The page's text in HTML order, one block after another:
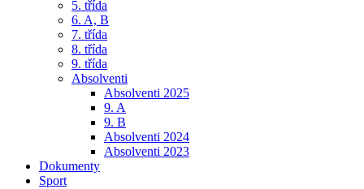
5. třída
6. A, B
7. třída
8. třída
9. třída
Absolventi
Absolventi 2025
9. A
9. B
Absolventi 2024
Absolventi 2023
Dokumenty
Sport